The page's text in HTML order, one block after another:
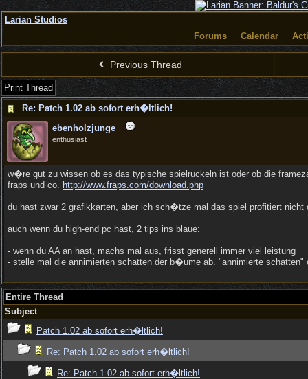
Larian Studios
Forums
Calendar
Previous Thread
Print Thread
Re: Patch 1.02 ab sofort erh�ltlich!
ebenholzjunge
enthusiast
w�re gut zu wissen ob es das typische spielruckeln ist oder ob die
fraps und co. http://www.fraps.com/download.php
du hast zwar 2 grafikkarten, aber ich sch�tze mal das spiel profitiert nicht
auch wenn du high-end pc hast, 2 tips ins blaue:
- wenn du AA an hast, machs mal aus, frisst generell immer viel leistung
- stelle mal die annimierten schatten der b�ume ab. "annimierte
Entire Thread
Subject
Patch 1.02 ab sofort erh�ltlich!
Re: Patch 1.02 ab sofort erh�ltlich!
Re: Patch 1.02 ab sofort erh�ltlich!